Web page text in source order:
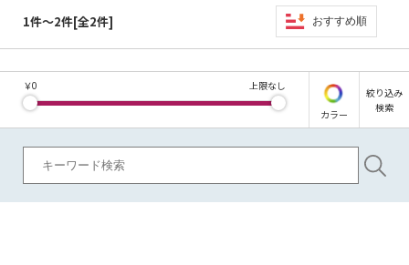
1件～2件[全2件] おすすめ順
￥0 上限なし
カラー
絞り込み
検索